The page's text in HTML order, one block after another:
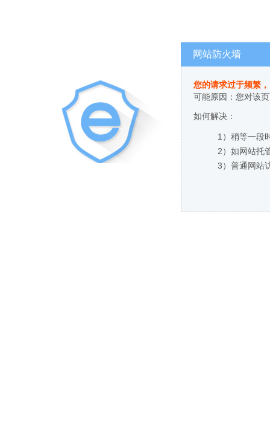
网站防火墙
您的请求过于频繁
可能原因：您对该
如何解决：
1）稍等一段
2）如网站托
3）普通网站